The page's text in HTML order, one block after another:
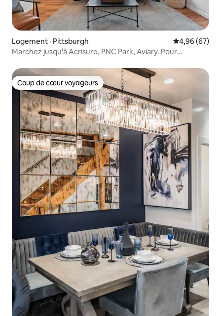
Logement · Pittsburgh Note
4,96 (67)
Marchez jusqu'à Acrisure, PNC Park, Aviary. Pour
Coup de cœur voyageurs
Coup de cœur voyageurs